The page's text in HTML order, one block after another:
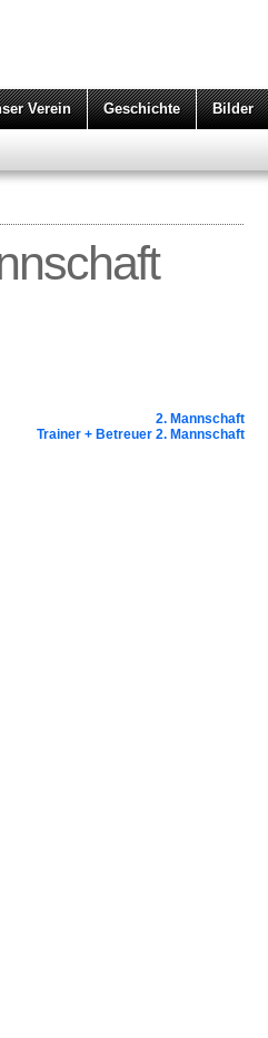
Verein Geschichte Bilder
2. Mannschaft
Trainer + Betreuer 2. Mannschaft